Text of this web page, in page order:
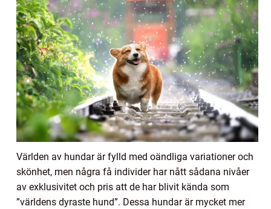
Världen av hundar är fylld med oändliga variationer och
skönhet, men några få individer har nått sådana nivåer
av exklusivitet och pris att de har blivit kända som
”världens dyraste hund”. Dessa hundar är mycket mer